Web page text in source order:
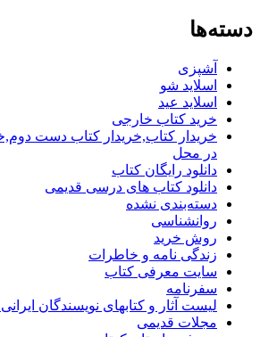
دسته‌ها
آشپزی
اسلاید شو
اسلاید عید
خرید کتاب خارجی
خریدار کتاب,خریدار کتاب دست
در محل
دانلود رایگان کتاب
دانلود کتاب های درسی قدیمی
دسته‌بندی نشده
روانشناسی
روش خرید
زندگی نامه و خاطرات
سایت معرفی کتاب
سفرنامه
لیست آثار و کتابهای نویسندگان
مجلات قدیمی